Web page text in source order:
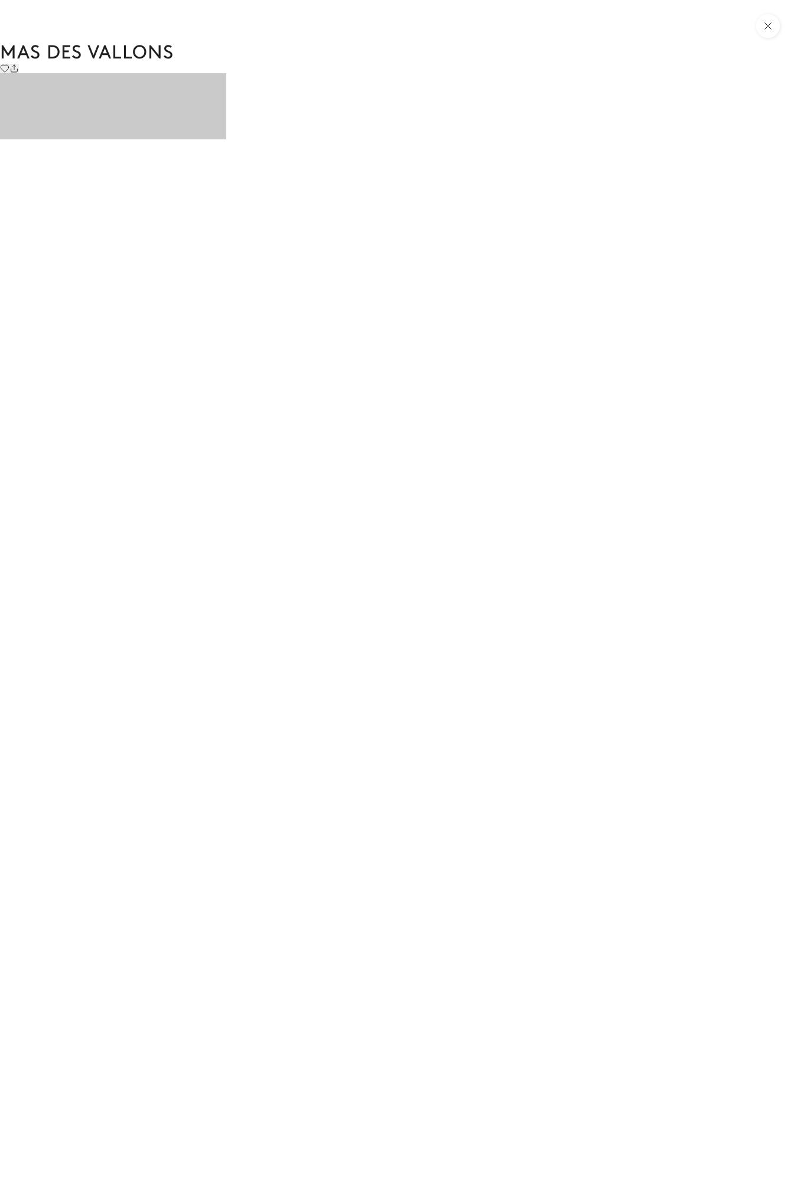
MAS DES VALLONS